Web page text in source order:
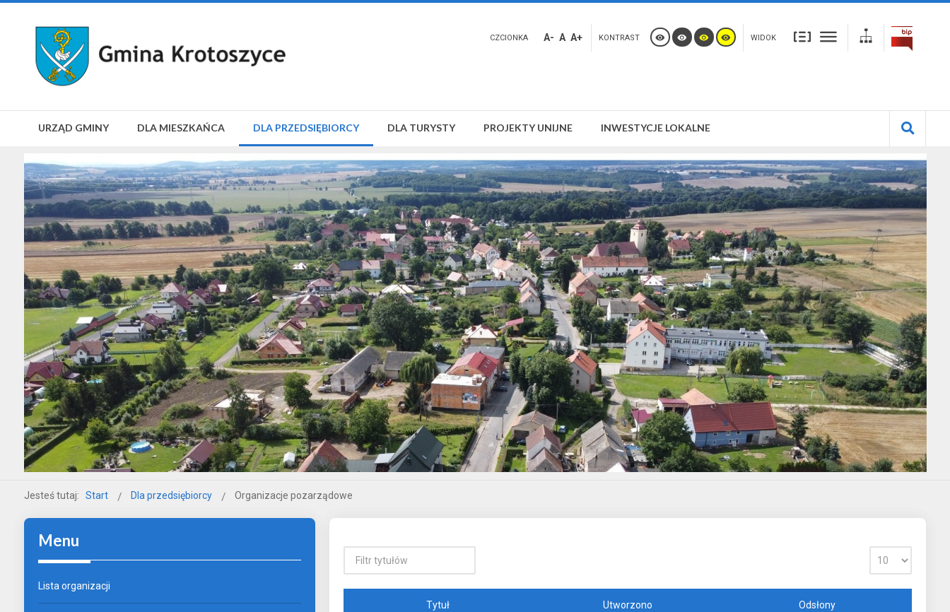
CZCIONKA A- A A+ KONTRAST WIDOK
URZĄD GMINY DLA MIESZKAŃCA DLA PRZEDSIĘBIORCY DLA TURYSTY PROJEKTY UNIJNE INWESTYCJE LOKALNE
Jesteś tutaj: Start Dla przedsiębiorcy Organizacje pozarządowe
Tytuł Utworzono Odsłony
Menu
Lista organizacji